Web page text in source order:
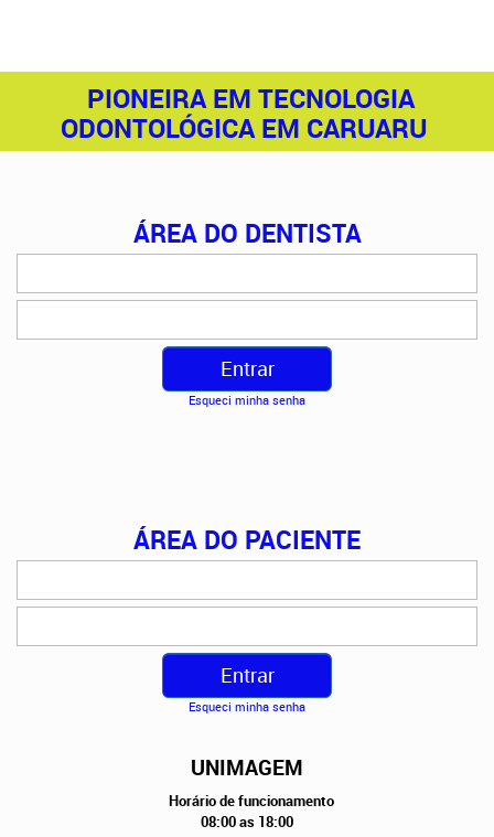
PIONEIRA EM TECNOLOGIA
ODONTOLÓGICA EM CARUARU
ÁREA DO DENTISTA
Esqueci minha senha
ÁREA DO PACIENTE
Esqueci minha senha
UNIMAGEM
Horário de funcionamento
08:00 as 18:00